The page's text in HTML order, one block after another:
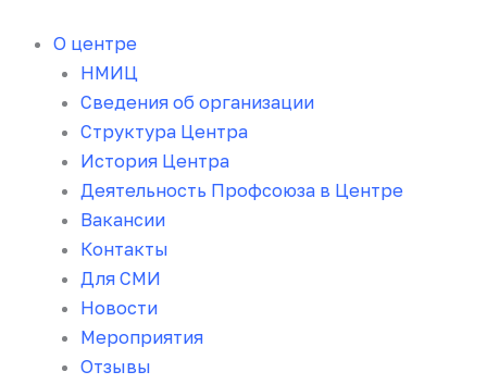
содержимому
О центре
НМИЦ
Сведения об организации
Структура Центра
История Центра
Деятельность Профсоюза в Центре
Вакансии
Контакты
Для СМИ
Новости
Мероприятия
Отзывы